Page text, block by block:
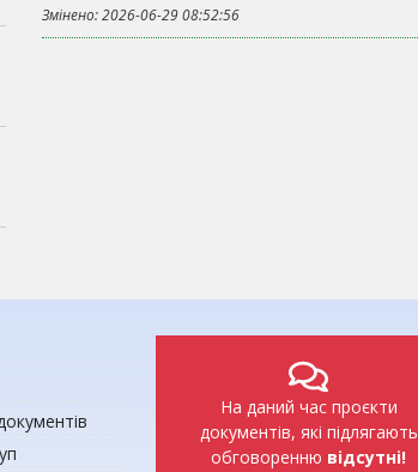
Змінено: 2026-06-29 08:52:56
На даний час проєкти
документів, які підлягають
обговоренню відсутні!